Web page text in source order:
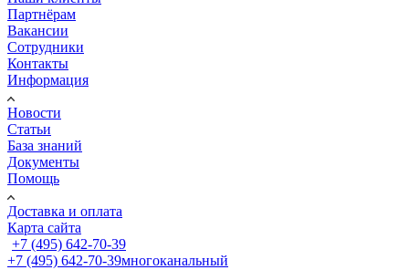
Партнёрам
Вакансии
Сотрудники
Контакты
Информация
Новости
Статьи
База знаний
Документы
Помощь
Доставка и оплата
Карта сайта
+7 (495) 642-70-39
+7 (495) 642-70-39многоканальный